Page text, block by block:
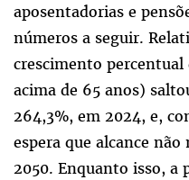
aposentadorias e
números a seguir.
crescimento percentual
acima de 65 anos)
264,3%, em 2024, e,
espera que alcance
2050. Enquanto isso, a